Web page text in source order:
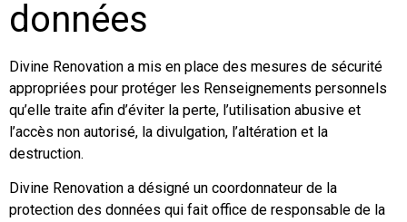
données
Divine Renovation a mis en place des mesures de sécurité
appropriées pour protéger les Renseignements personnels
qu’elle traite afin d’éviter la perte, l’utilisation abusive et
l’accès non autorisé, la divulgation, l’altération et la
destruction.
Divine Renovation a désigné un coordonnateur de la
protection des données qui fait office de responsable de la